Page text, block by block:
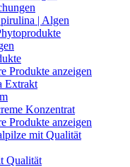
| Algen
Produkte anzeigen
Extrakt
Konzentrat
Produkte anzeigen
mit Qualität
Qualität